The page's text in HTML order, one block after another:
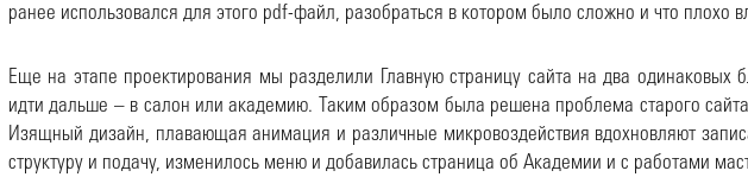
ранее использовался для этого pdf-файл, разобраться в котором было сложно и что плохо
Еще на этапе проектирования мы разделили Главную страницу сайта на два одинаковых
идти дальше – в салон или академию. Таким образом была решена проблема старого
Изящный дизайн, плавающая анимация и различные микровоздействия вдохновляют
структуру и подачу, изменилось меню и добавилась страница об Академии и с работами